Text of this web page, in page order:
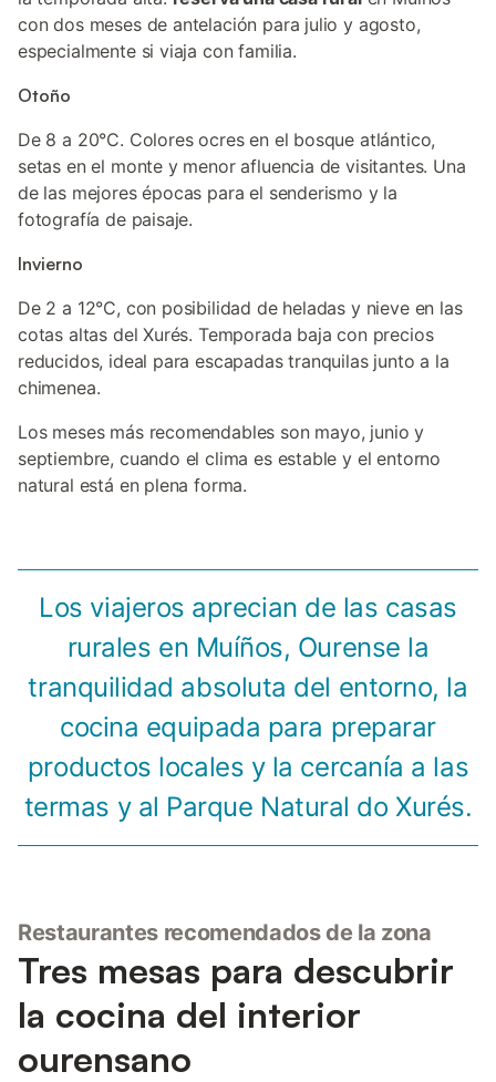
con dos meses de antelación para julio y agosto,
especialmente si viaja con familia.
Otoño
De 8 a 20°C. Colores ocres en el bosque atlántico,
setas en el monte y menor afluencia de visitantes. Una
de las mejores épocas para el senderismo y la
fotografía de paisaje.
Invierno
De 2 a 12°C, con posibilidad de heladas y nieve en las
cotas altas del Xurés. Temporada baja con precios
reducidos, ideal para escapadas tranquilas junto a la
chimenea.
Los meses más recomendables son mayo, junio y
septiembre, cuando el clima es estable y el entorno
natural está en plena forma.
Los viajeros aprecian de las casas
rurales en Muíños, Ourense la
tranquilidad absoluta del entorno, la
cocina equipada para preparar
productos locales y la cercanía a las
termas y al Parque Natural do Xurés.
Restaurantes recomendados de la zona
Tres mesas para descubrir
la cocina del interior
ourensano